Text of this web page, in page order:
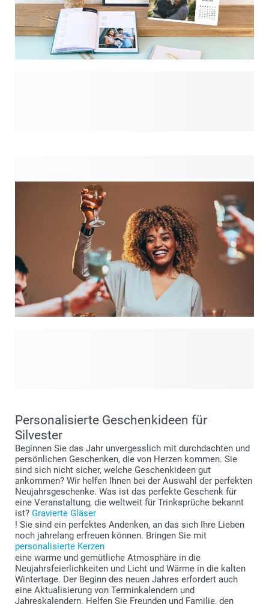
Sie besondere Meilensteine im Laufe des Jahres mit dem
Beginn jeder Woche oder jedes neuen Monats.
persönlichen Geschenk. Ein personalisiertes Geschenk
zeigt Ihre Wertschätzung und verleiht Ihnen eine zusätzliche
Ebene der Dankbarkeit. Ihr Gastgeber wird die zusätzliche
Mühe und Aufmerksamkeit sicher zu schätzen wissen.
Personalisierte Geschenkideen für
Silvester
Beginnen Sie das Jahr unvergesslich mit durchdachten und
persönlichen Geschenken, die von Herzen kommen. Sie
sind sich nicht sicher, welche Geschenkideen gut
ankommen? Wir helfen Ihnen bei der Auswahl der perfekten
Neujahrsgeschenke. Was ist das perfekte Geschenk für
eine Veranstaltung, die weltweit für Trinksprüche bekannt
ist? Gravierte Gläser
! Sie sind ein perfektes Andenken, an das sich Ihre Lieben
noch jahrelang erfreuen können. Bringen Sie mit
personalisierte Kerzen
eine warme und gemütliche Atmosphäre in die
Neujahrsfeierlichkeiten und Licht und Wärme in die kalten
Wintertage. Der Beginn des neuen Jahres erfordert auch
eine Aktualisierung von Terminkalendern und
Jahreskalendern. Helfen Sie Freunden und Familie, den